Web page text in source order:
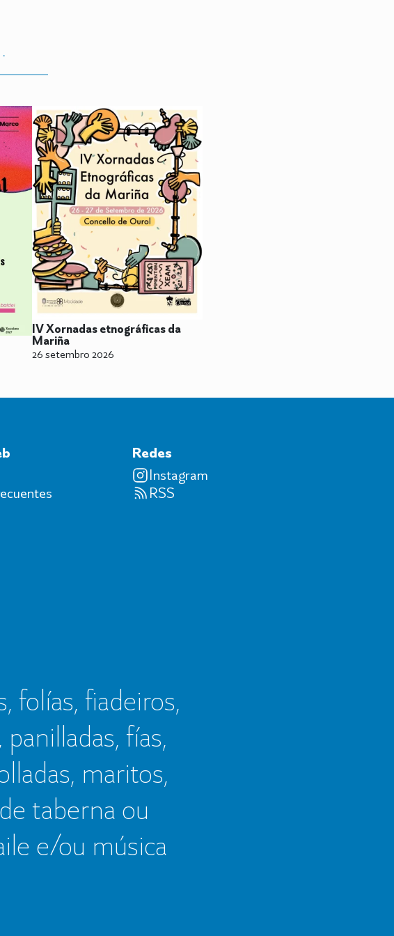
IV Xornadas etnográficas da
Mariña
26 setembro 2026
Redes
Instagram
RSS
folías, fiadeiros,
fías,
maritos,
taberna ou
e/ou música